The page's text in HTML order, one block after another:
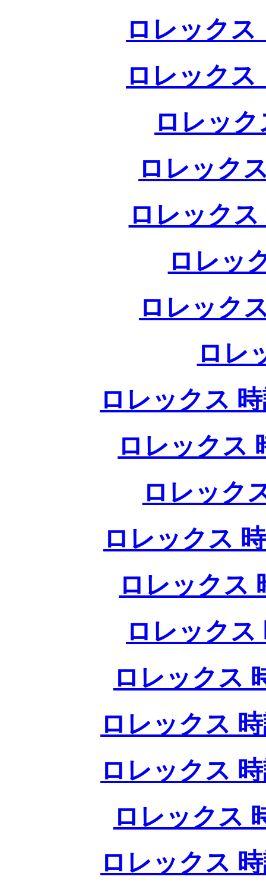
ロレックス
ロレックス
ロレッ
ロレック
ロレック
ロレッ
ロレック
ロレ
ロレックス
ロレックス
ロレック
ロレックス
ロレックス
ロレックス
ロレックス
ロレックス
ロレックス
ロレックス
ロレックス